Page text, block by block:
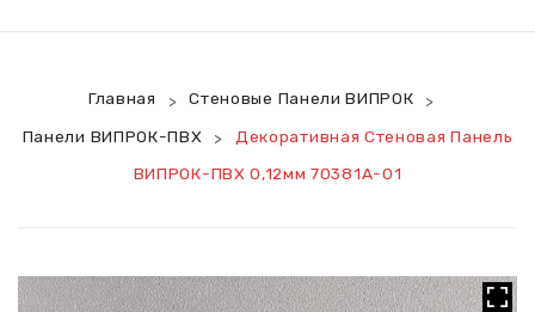
Панели ВИПРОК-НГ
Сопутствующие Товары
Главная > Стеновые Панели ВИПРОК
>
Панели ВИПРОК-ПВХ
>
Декоративная Стеновая Панель
ВИПРОК-ПВХ 0,12мм 70381A-01